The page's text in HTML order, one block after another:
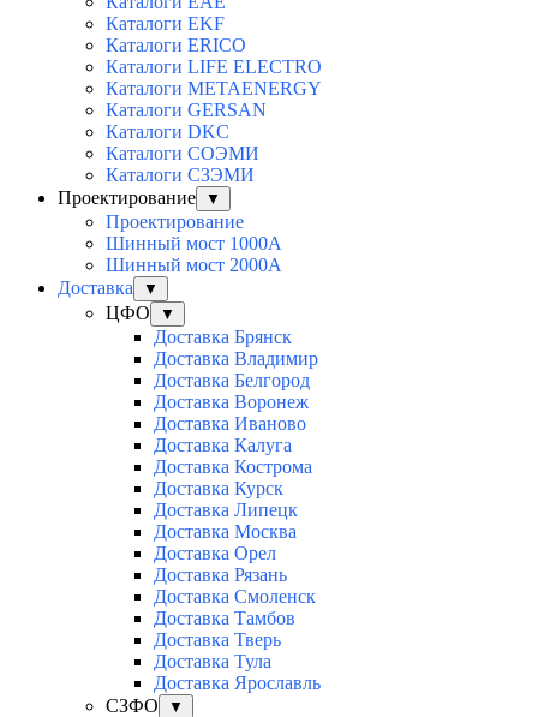
Каталоги EKF
Каталоги ERICO
Каталоги LIFE ELECTRO
Каталоги METAENERGY
Каталоги GERSAN
Каталоги DKC
Каталоги СОЭМИ
Каталоги СЗЭМИ
Проектирование
▼
Проектирование
Шинный мост 1000А
Шинный мост 2000А
Доставка
▼
ЦФО ▼
Доставка Брянск
Доставка Владимир
Доставка Белгород
Доставка Воронеж
Доставка Иваново
Доставка Калуга
Доставка Кострома
Доставка Курск
Доставка Липецк
Доставка Москва
Доставка Орел
Доставка Рязань
Доставка Смоленск
Доставка Тамбов
Доставка Тверь
Доставка Тула
Доставка Ярославль
СЗФО
▼